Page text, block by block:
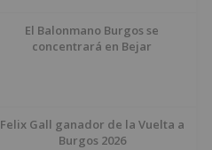
El Balonmano Burgos se
concentrará en Bejar
Felix Gall ganador de la Vuelta a
Burgos 2026